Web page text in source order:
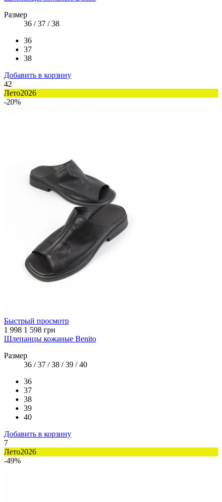
Размер
36 / 37 / 38
36
37
38
Добавить в корзину
42
Лето2026
-20%
Быстрый просмотр
1 998 1 598 грн
Шлепанцы кожаные Benito
Размер
36 / 37 / 38 / 39 / 40
36
37
38
39
40
Добавить в корзину
7
Лето2026
-49%